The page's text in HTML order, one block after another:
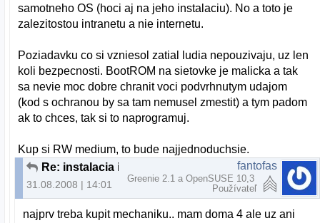
samotneho OS (hoci aj na jeho instalaciu). No a toto je
zalezitostou intranetu a nie internetu.
Poziadavku co si vzniesol zatial ludia nepouzivaju, uz len
koli bezpecnosti. BootROM na sietovke je malicka a tak
sa nevie moc dobre chranit voci podvrhnutym udajom
(kod s ochranou by sa tam nemusel zmestit) a tym padom
ak to chces, tak si to naprogramuj.
Kup si RW medium, to bude najjednoduchsie.
Re: instalacia internetom
31.08.2008 | 14:01
fantofas
Greenie 2.1 a OpenSUSE 10,3
Používateľ
najprv treba kupit mechaniku.. mam doma 4 ale uz ani